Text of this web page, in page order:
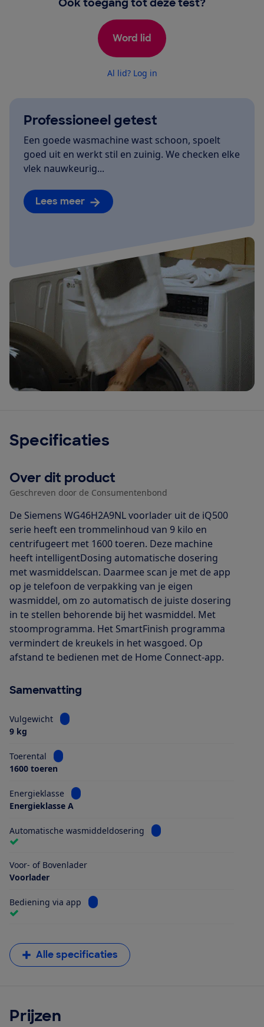
Word lid
Al lid? Log in
Professioneel getest
Een goede wasmachine wast schoon, spoelt
goed uit en werkt stil en zuinig. We checken elke
vlek nauwkeurig...
Lees meer
Specificaties
Over dit product
Geschreven door de Consumentenbond
De Siemens WG46H2A9NL voorlader uit de iQ500
serie heeft een trommelinhoud van 9 kilo en
centrifugeert met 1600 toeren. Deze machine
heeft intelligentDosing automatische dosering
met wasmiddelscan. Daarmee scan je met de app
op je telefoon de verpakking van je eigen
wasmiddel, om zo automatisch de juiste dosering
in te stellen behorende bij het wasmiddel. Met
stoomprogramma. Het SmartFinish programma
vermindert de kreukels in het wasgoed. Op
afstand te bedienen met de Home Connect-app.
Samenvatting
Vulgewicht
Bekijk informatie voor Vulgewicht
9 kg
Toerental
Bekijk informatie voor Toerental
1600 toeren
Energieklasse
Bekijk informatie voor Energieklasse
Energieklasse A
Automatische wasmiddeldosering Bekijk informatie voor
Voor- of Bovenlader
Voorlader
Bediening via app Bekijk informatie voor Bediening via app
Alle specificaties
Prijzen